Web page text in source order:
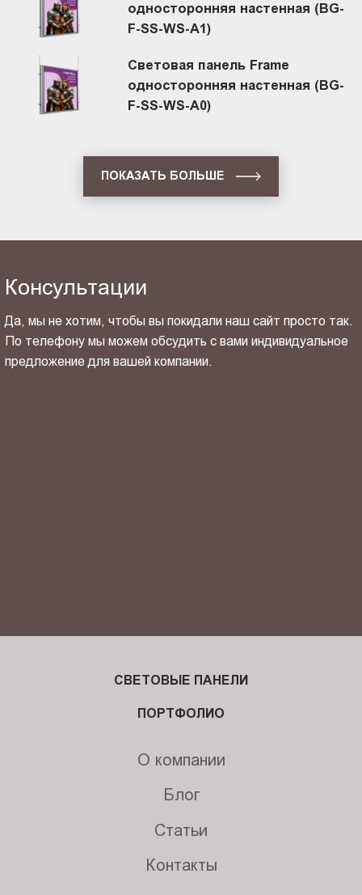
односторонняя настенная (BG-
F-SS-WS-A1)
Световая панель Frame
односторонняя настенная (BG-
F-SS-WS-A0)
ПОКАЗАТЬ БОЛЬШЕ
Консультации
Да, мы не хотим, чтобы вы покидали наш сайт просто так.
По телефону мы можем обсудить с вами индивидуальное
предложение для вашей компании.
СВЕТОВЫЕ ПАНЕЛИ
ПОРТФОЛИО
О компании
Блог
Статьи
Контакты